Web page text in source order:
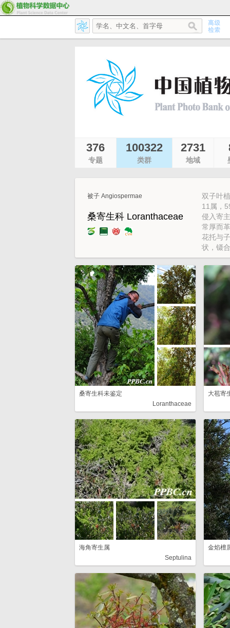
376
专题
100322
类群
2731
地域
被子 Angiospermae
桑寄生科 Loranthaceae
双子叶
11属，
侵入寄
常厚而
花托与
状，镊
下位，1
稀2－3
桑寄生科未鉴定
Loranthaceae
大苞寄
海角寄生属
Septulina
金焰檀